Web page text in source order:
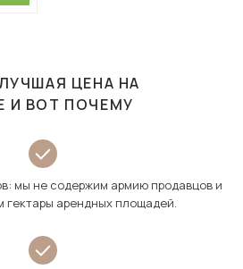
ЦЕНА НА
И ВОТ ПОЧЕМУ
мы не содержим армию продавцов и
гектары арендных площадей.